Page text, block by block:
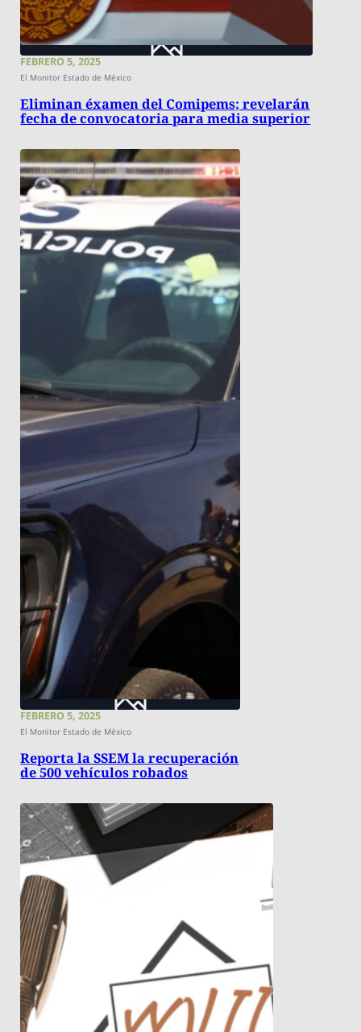
FEBRERO 5, 2025
El Monitor Estado de México
Eliminan éxamen del Comipems; revelarán
fecha de convocatoria para media superior
FEBRERO 5, 2025
El Monitor Estado de México
Reporta la SSEM la recuperación
de 500 vehículos robados